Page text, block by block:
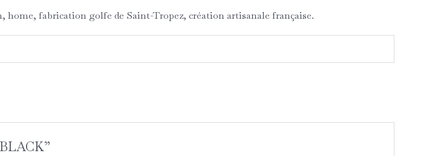
fabrication golfe de Saint-Tropez, création artisanale française.